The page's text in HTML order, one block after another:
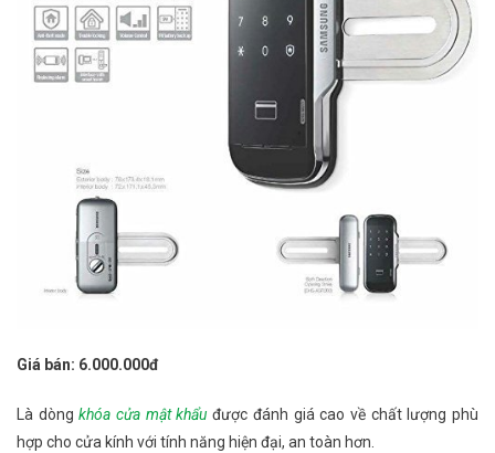
Giá bán: 6.000.000đ
Là dòngkhóa cửa mật khẩu được đánh giá cao về chất lượng phù
hợp cho cửa kính với tính năng hiện đại, an toàn hơn.